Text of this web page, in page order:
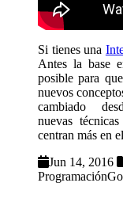
Si tienes una
Antes la base
posible para
nuevos
cambiado
nuevas
centran más en
Jun 14, 2016
Programación